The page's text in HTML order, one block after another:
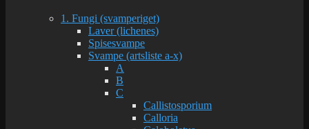
1. Fungi (svamperiget)
Laver (lichenes)
Spisesvampe
Svampe (artsliste a-x)
A
B
C
Callistosporium
Calloria